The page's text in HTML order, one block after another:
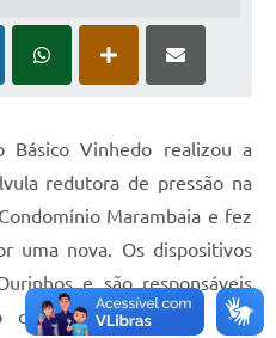
Básico Vinhedo realizou a
redutora de pressão na
Marambaia e fez
uma nova. Os dispositivos
e são responsáveis
da água que passa pela